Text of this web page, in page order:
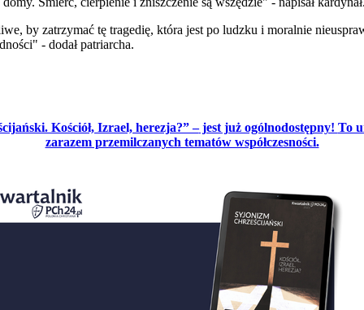
by zatrzymać tę tragedię, która jest po ludzku i moralnie
- dodał patriarcha.
Kościół, Izrael, herezja?” –jest już ogólnodostępny! To
zarazem przemilczanych tematów współczesności.